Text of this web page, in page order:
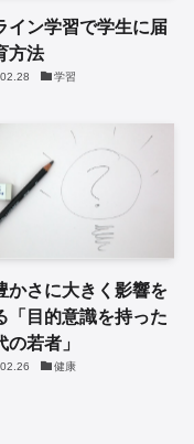
イン学習で学生に届
方法
学習
かさに大きく影響を
「目的意識を持った
の若者」
健康